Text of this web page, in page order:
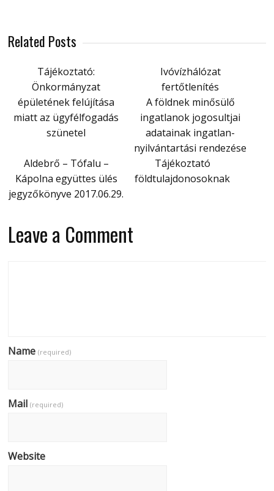
Related Posts
Tájékoztató:
Önkormányzat
épületének felújítása
miatt az ügyfélfogadás
szünetel
Ivóvízhálózat
fertőtlenítés
A földnek minősülő
ingatlanok jogosultjai
adatainak ingatlan-
nyilvántartási rendezése
Aldebrő – Tófalu –
Kápolna együttes ülés
jegyzőkönyve 2017.06.29.
Tájékoztató
földtulajdonosoknak
Leave a Comment
Name(required)
Mail(required)
Website